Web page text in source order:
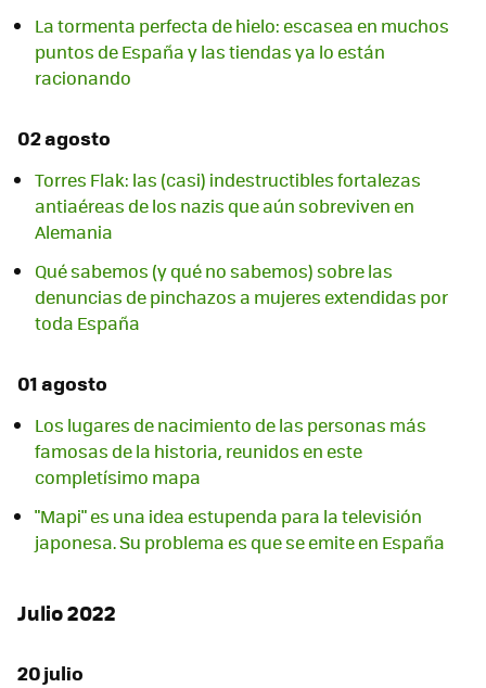
La tormenta perfecta de hielo: escasea en muchos
puntos de España y las tiendas ya lo están
racionando
02 agosto
Torres Flak: las (casi) indestructibles fortalezas
antiaéreas de los nazis que aún sobreviven en
Alemania
Qué sabemos (y qué no sabemos) sobre las
denuncias de pinchazos a mujeres extendidas por
toda España
01 agosto
Los lugares de nacimiento de las personas más
famosas de la historia, reunidos en este
completísimo mapa
"Mapi" es una idea estupenda para la televisión
japonesa. Su problema es que se emite en España
Julio 2022
20 julio